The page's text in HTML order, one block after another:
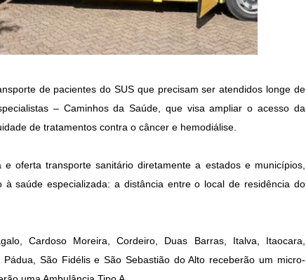
de pacientes do SUS que precisam ser atendidos longe de
– Caminhos da Saúde, que visa ampliar o acesso da
de tratamentos contra o câncer e hemodiálise.
oferta transporte sanitário diretamente a estados e municípios,
saúde especializada: a distância entre o local de residência do
Cardoso Moreira, Cordeiro, Duas Barras, Italva, Itaocara,
São Fidélis e São Sebastião do Alto receberão um micro-